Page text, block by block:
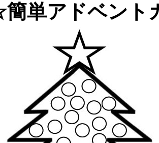
単アドベント